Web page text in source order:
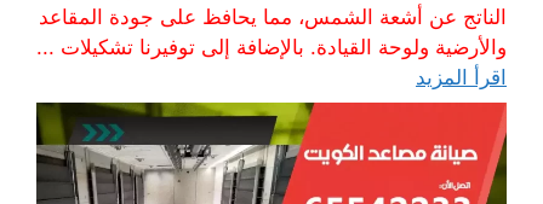
الناتج عن أشعة الشمس، مما يحافظ على جودة المقاعد
والأرضية ولوحة القيادة. بالإضافة إلى توفيرنا تشكيلات ...
اقرأ المزيد